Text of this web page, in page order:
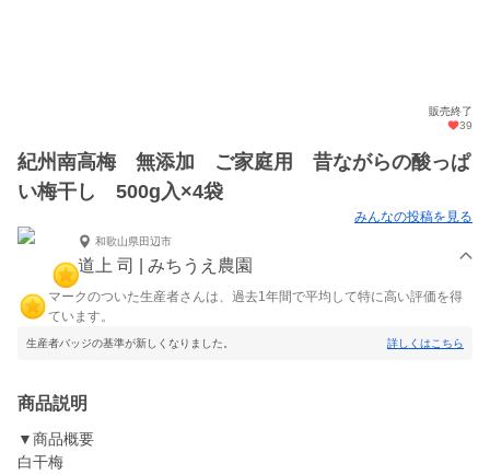
販売終了
39
紀州南高梅 無添加 ご家庭用 昔ながらの酸っぱ
い梅干し 500g入×4袋
みんなの投稿を見る
和歌山県田辺市
道上 司 | みちうえ農園
マークのついた生産者さんは、過去1年間で平均して特に高い評価を得
ています。
生産者バッジの基準が新しくなりました。 詳しくはこちら
商品説明
▼商品概要
白干梅